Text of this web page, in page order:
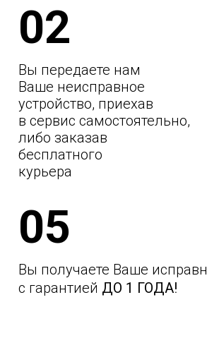
02
Вы передаете нам
Ваше неисправное
устройство, приехав
в сервис самостоятельно,
либо заказав
бесплатного
курьера
05
Вы получаете Ваше
с гарантией ДО 1 ГОДА!